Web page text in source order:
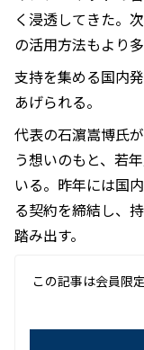
く浸透してきた。
の活用方法もより
支持を集める国内
あげられる。
代表の石濵嵩博氏
う想いのもと、若
いる。昨年には国
る契約を締結し、
踏み出す。
この記事は会員限